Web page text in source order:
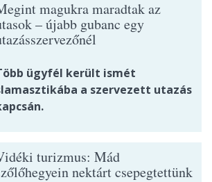
magukra maradtak az
– újabb gubanc egy
ügyfél került ismét
a szervezett utazás
turizmus: Mád
nektárt csepegtettünk